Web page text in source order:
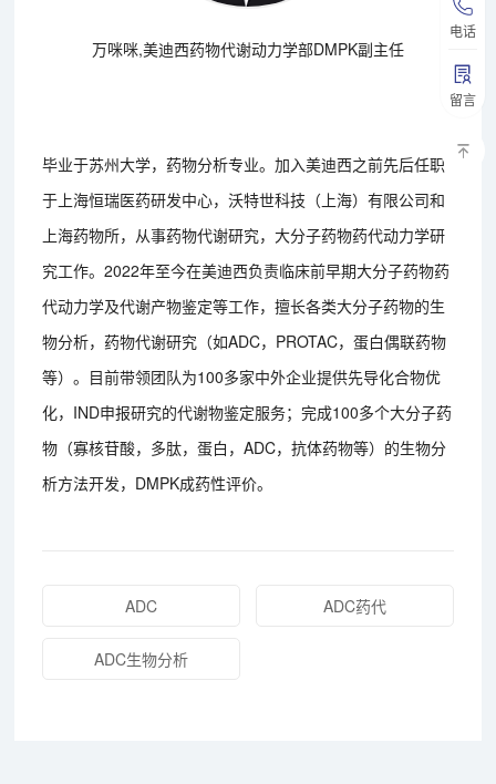
电话
留言
万咪咪,美迪西药物代谢动力学部DMPK副主任
毕业于苏州大学，药物分析专业。加入美迪西之前先后任职
于上海恒瑞医药研发中心，沃特世科技（上海）有限公司和
上海药物所，从事药物代谢研究，大分子药物药代动力学研
究工作。2022年至今在美迪西负责临床前早期大分子药物药
代动力学及代谢产物鉴定等工作，擅长各类大分子药物的生
物分析，药物代谢研究（如ADC，PROTAC，蛋白偶联药物
等）。目前带领团队为100多家中外企业提供先导化合物优
化，IND申报研究的代谢物鉴定服务；完成100多个大分子药
物（寡核苷酸，多肽，蛋白，ADC，抗体药物等）的生物分
析方法开发，DMPK成药性评价。
ADC ADC药代
ADC生物分析